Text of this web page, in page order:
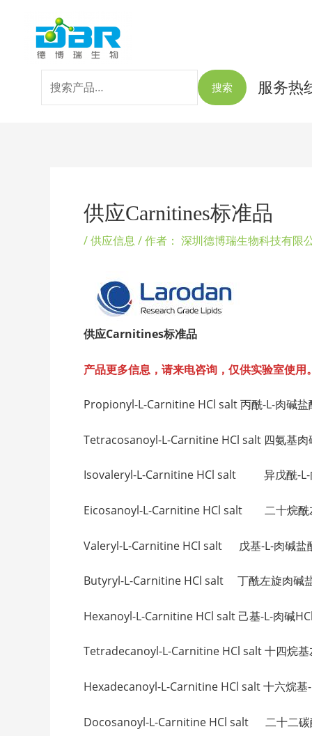
索：
搜索 服务热
供应Carnitines标准品
/供应信息 / 作者： 深圳德博瑞生物科技有限
供应Carnitines标准品
产品更多信息，请来电咨询，仅供实验室使用
Propionyl-L-Carnitine HCl salt 丙酰-L-肉
Tetracosanoyl-L-Carnitine HCl salt 四氨
Isovaleryl-L-Carnitine HCl salt 异戊酰-
Eicosanoyl-L-Carnitine HCl salt 二十烷
Valeryl-L-Carnitine HCl salt 戊基-L-肉碱
Butyryl-L-Carnitine HCl salt 丁酰左旋肉
Hexanoyl-L-Carnitine HCl salt 己基-L-肉碱
Tetradecanoyl-L-Carnitine HCl salt 十四烷
Hexadecanoyl-L-Carnitine HCl salt 十六烷
Docosanoyl-L-Carnitine HCl salt 二十二